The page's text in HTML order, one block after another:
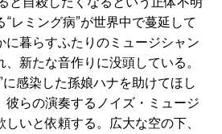
“レミング病”が世界中で蔓延して
に暮らすふたりのミュージシャン
新たな音作りに没頭している。
”に感染した孫娘ハナを助けてほし
彼らの演奏するノイズ・ミュージ
いと依頼する。広大な空の下、